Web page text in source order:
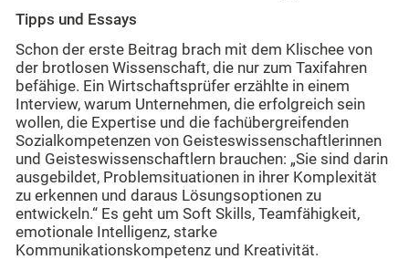
Tipps und Essays
Schon der erste Beitrag brach mit dem Klischee von
der brotlosen Wissenschaft, die nur zum Taxifahren
befähige. Ein Wirtschaftsprüfer erzählte in einem
Interview, warum Unternehmen, die erfolgreich sein
wollen, die Expertise und die fachübergreifenden
Sozialkompetenzen von Geisteswissenschaftlerinnen
und Geisteswissenschaftlern brauchen: „Sie sind darin
ausgebildet, Problemsituationen in ihrer Komplexität
zu erkennen und daraus Lösungsoptionen zu
entwickeln.“ Es geht um Soft Skills, Teamfähigkeit,
emotionale Intelligenz, starke
Kommunikationskompetenz und Kreativität.